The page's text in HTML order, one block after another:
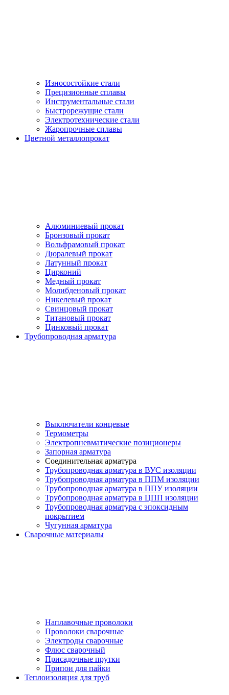
Износостойкие стали
Прецизионные сплавы
Инструментальные стали
Быстрорежущие стали
Электротехнические стали
Жаропрочные сплавы
Цветной металлопрокат
Алюминиевый прокат
Бронзовый прокат
Вольфрамовый прокат
Дюралевый прокат
Латунный прокат
Цирконий
Медный прокат
Молибденовый прокат
Никелевый прокат
Свинцовый прокат
Титановый прокат
Цинковый прокат
Трубопроводная арматура
Выключатели концевые
Термометры
Электропневматические позиционеры
Запорная арматура
Соединительная арматура
Трубопроводная арматура в ВУС изоляции
Трубопроводная арматура в ППМ изоляции
Трубопроводная арматура в ППУ изоляции
Трубопроводная арматура в ЦПП изоляции
Трубопроводная арматура с эпоксидным
покрытием
Чугунная арматура
Сварочные материалы
Наплавочные проволоки
Проволоки сварочные
Электроды сварочные
Флюс сварочный
Присадочные прутки
Припои для пайки
Теплоизоляция для труб